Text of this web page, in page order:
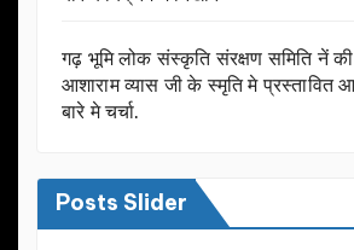
गढ़ भूमि लोक संस्कृति संरक्षण समिति नें
आशाराम व्यास जी के स्मृति मे प्रस्तावित
बारे मे चर्चा.
Posts Slider